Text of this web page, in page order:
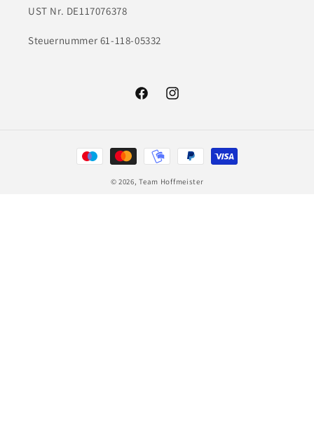
UST Nr. DE117076378
Steuernummer 61-118-05332
FacebookInstagram
Zahlungsmethoden
© 2026,Team Hoffmeister